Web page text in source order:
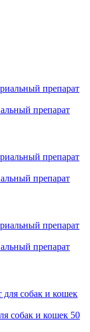
препарат
препарат
препарат
собак и кошек 50